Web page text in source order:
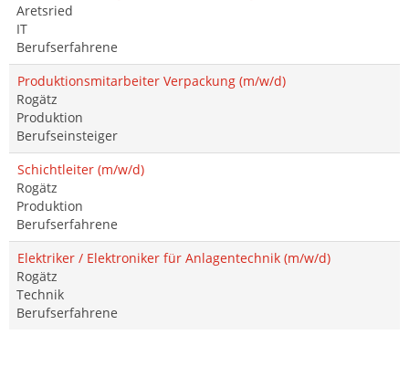
Aretsried
IT
Berufserfahrene
Produktionsmitarbeiter Verpackung (m/w/d)
Rogätz
Produktion
Berufseinsteiger
Schichtleiter (m/w/d)
Rogätz
Produktion
Berufserfahrene
Elektriker / Elektroniker für Anlagentechnik (m/w/d)
Rogätz
Technik
Berufserfahrene